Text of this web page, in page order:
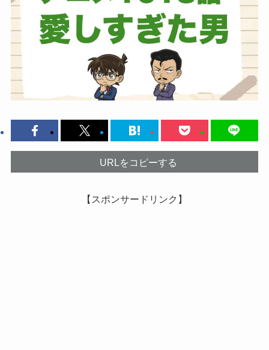
URLをコピーする
【スポンサードリンク】